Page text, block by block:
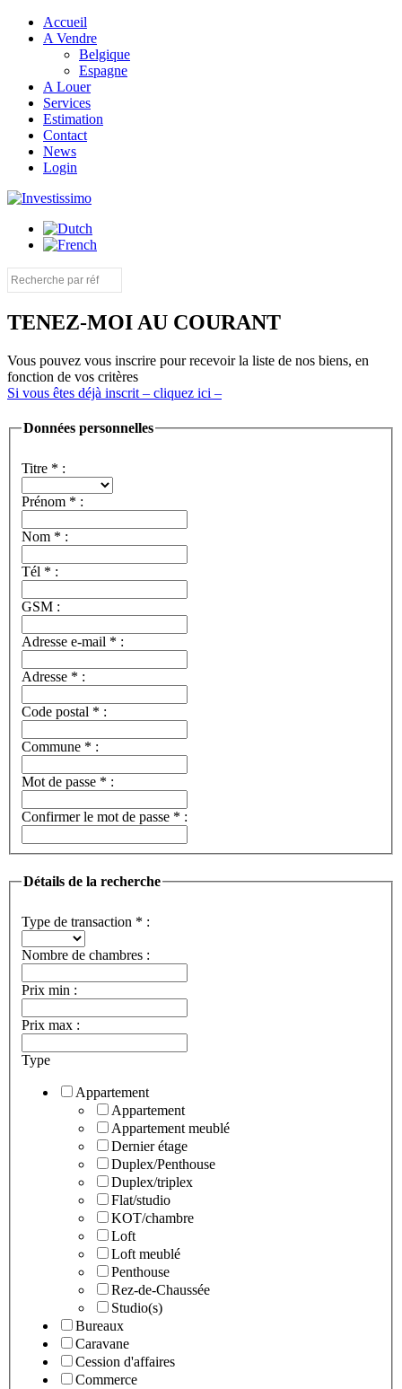
Accueil
A Vendre
Belgique
Espagne
A Louer
Services
Estimation
Contact
News
Login
TENEZ-MOI AU COURANT
Vous pouvez vous inscrire pour recevoir la liste de nos biens, en
fonction de vos critères
Si vous êtes déjà inscrit – cliquez ici –
Données personnelles
Titre * :
Prénom * :
Nom * :
Tél * :
GSM :
Adresse e-mail * :
Adresse * :
Code postal * :
Commune * :
Mot de passe * :
Confirmer le mot de passe * :
Détails de la recherche
Type de transaction * :
Nombre de chambres :
Prix min :
Prix max :
Type
Appartement
Appartement
Appartement meublé
Dernier étage
Duplex/Penthouse
Duplex/triplex
Flat/studio
KOT/chambre
Loft
Loft meublé
Penthouse
Rez-de-Chaussée
Studio(s)
Bureaux
Caravane
Cession d'affaires
Commerce